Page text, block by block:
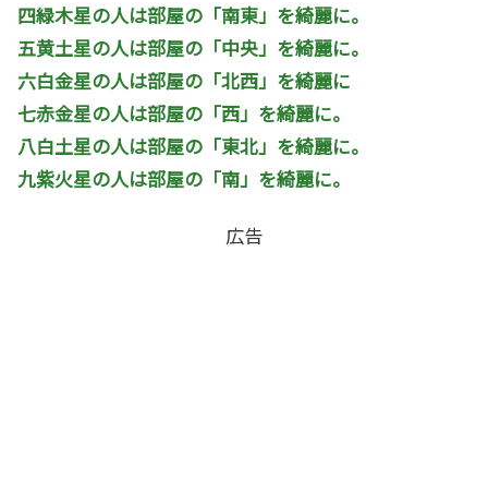
四緑木星の人は部屋の「南東」を綺麗に。
五黄土星の人は部屋の「中央」を綺麗に。
六白金星の人は部屋の「北西」を綺麗に
七赤金星の人は部屋の「西」を綺麗に。
八白土星の人は部屋の「東北」を綺麗に。
九紫火星の人は部屋の「南」を綺麗に。
広告